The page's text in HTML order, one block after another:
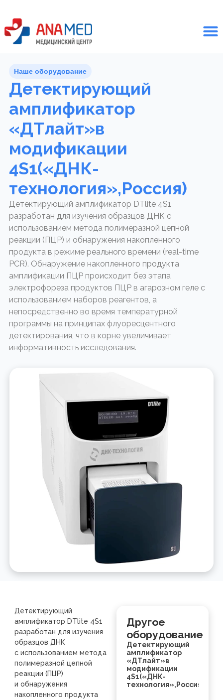
Наше оборудование
Детектирующий
амплификатор
«ДТлайт»в
модификации
4S1(«ДНК-
технология»,Россия)
Детектирующий амплификатор DTlite 4S1
разработан для изучения образцов ДНК с
использованием метода полимеразной цепной
реакции (ПЦР) и обнаружения накопленного
продукта в режиме реального времени (real-time
PCR). Обнаружение накопленного продукта
амплификации ПЦР происходит без этапа
электрофореза продуктов ПЦР в агарозном геле с
использованием наборов реагентов, а
непосредственно во время температурной
программы на принципах флуоресцентного
детектирования, что в корне увеличивает
информативность исследования.
Детектирующий
амплификатор DTlite 4S1
разработан для изучения
образцов ДНК
с использованием метода
полимеразной цепной
реакции (ПЦР)
и обнаружения
накопленного продукта
Другое
оборудование
Детектирующий
амплификатор
«ДТлайт»в
модификации
4S1(«ДНК-
технология»,Россия)